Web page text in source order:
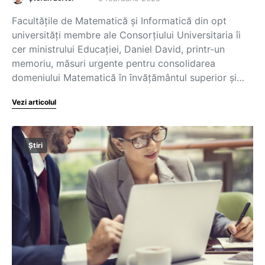
Facultățile de Matematică și Informatică din opt
universități membre ale Consorțiului Universitaria îi
cer ministrului Educației, Daniel David, printr-un
memoriu, măsuri urgente pentru consolidarea
domeniului Matematică în învățământul superior și…
Vezi articolul
Știri